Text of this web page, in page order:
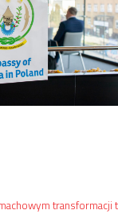
transformacji